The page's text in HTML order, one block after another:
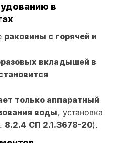
в
раковины с горячей и
вкладышей в
только аппаратный
воды, установка
8.2.4 СП 2.1.3678-20).